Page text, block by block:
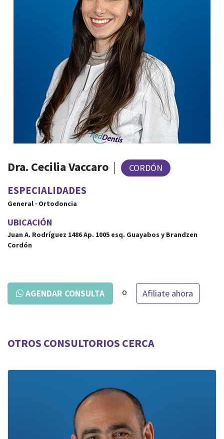
Dra. Cecilia Vaccaro | CORDÓN
ESPECIALIDADES
General · Ortodoncia
UBICACIÓN
Juan A. Rodríguez 1486 Ap. 1005 esq. Guayabos y Brandzen
Cordón
AGENDAR CONSULTA o Afiliate ahora
OTROS CONSULTORIOS CERCA